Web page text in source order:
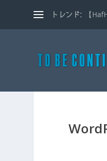
トレンド: 【